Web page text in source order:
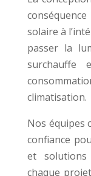
solaire à
passer la
climatisation.
Nos équipes
confiance
et
chaque